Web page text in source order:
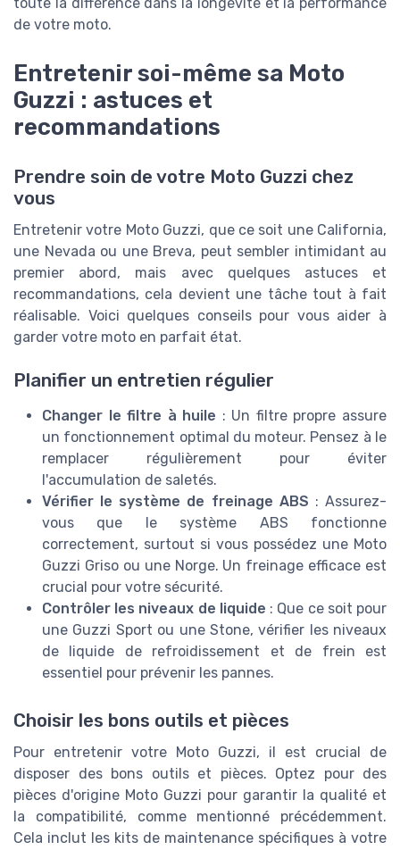
toute la différence dans la longévité et la performance
de votre moto.
Entretenir soi-même sa Moto
Guzzi : astuces et
recommandations
Prendre soin de votre Moto Guzzi chez
vous
Entretenir votre Moto Guzzi, que ce soit une California,
une Nevada ou une Breva, peut sembler intimidant au
premier abord, mais avec quelques astuces et
recommandations, cela devient une tâche tout à fait
réalisable. Voici quelques conseils pour vous aider à
garder votre moto en parfait état.
Planifier un entretien régulier
Changer le filtre à huile : Un filtre propre assure
un fonctionnement optimal du moteur. Pensez à le
remplacer régulièrement pour éviter
l'accumulation de saletés.
Vérifier le système de freinage ABS : Assurez-
vous que le système ABS fonctionne
correctement, surtout si vous possédez une Moto
Guzzi Griso ou une Norge. Un freinage efficace est
crucial pour votre sécurité.
Contrôler les niveaux de liquide : Que ce soit pour
une Guzzi Sport ou une Stone, vérifier les niveaux
de liquide de refroidissement et de frein est
essentiel pour prévenir les pannes.
Choisir les bons outils et pièces
Pour entretenir votre Moto Guzzi, il est crucial de
disposer des bons outils et pièces. Optez pour des
pièces d'origine Moto Guzzi pour garantir la qualité et
la compatibilité, comme mentionné précédemment.
Cela inclut les kits de maintenance spécifiques à votre